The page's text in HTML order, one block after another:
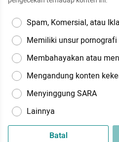
Spam, Komersial, atau
Memiliki unsur pornografi
Membahayakan atau
Mengandung konten
Menyinggung SARA
Lainnya
Batal